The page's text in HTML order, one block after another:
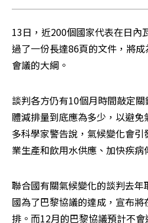
13日，近200個國家代表在日內
過了一份長達86頁的文件，將
會議的大綱。
談判各方仍有10個月時間敲定
體減排量到底應為多少，以避
多科學家警告說，氣候變化會
業生產和飲用水供應、加快疾病
聯合國有關氣候變化的談判去
國為了巴黎協議的達成，宣布
排。而12月的巴黎協議預計不